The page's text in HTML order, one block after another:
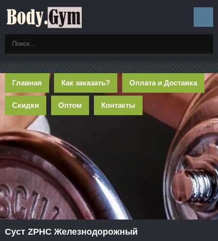
Главная Как заказать? Оплата и Доставка
Скидки Оптом Контакты
Суст ZPHC Железнодорожный